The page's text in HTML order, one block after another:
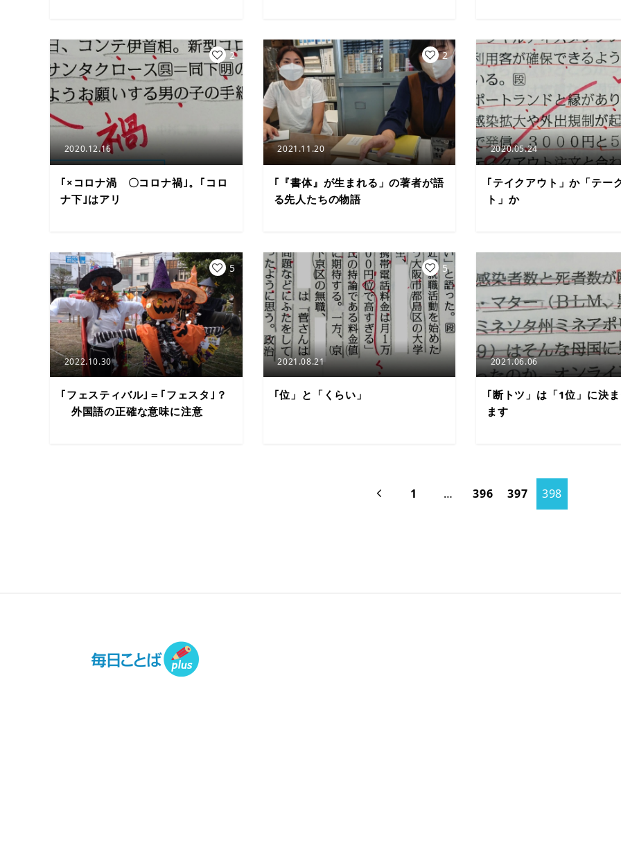
2020.12.16
｢×コロナ渦 〇コロナ禍｣。｢コロ
ナ下｣はアリ
2
2021.11.20
｢『書体』が生まれる」の著者が語
る先人たちの物語
2
2020.05.24
｢テイクアウト」か「テー
ト」か
2022.10.30
｢フェスティバル｣＝｢フェスタ｣？
外国語の正確な意味に注意
5
2021.08.21
｢位」と「くらい」
5
2021.06.06
｢断トツ」は「1位」に決
ます
 1 … 396 397 398